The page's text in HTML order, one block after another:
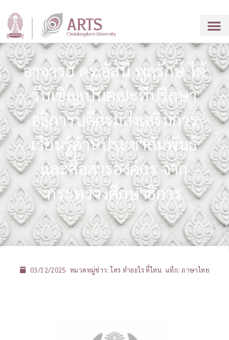
อาจารย์ ดร.อัสนี พูลรักษ์ ได้
รับเชิญเป็นคณะที่ปรึกษา
อธิการบดีกรมส่งเสริมการ
เรียนรู้ด้านประชาสัมพันธ์
และสื่อสารองค์กร จาก
กระทรวงศึกษาธิการ
03/12/2025 หมวดหมู่ข่าว:ใคร ทำอะไร ที่ไหน แท็ก: ภาษาไทย